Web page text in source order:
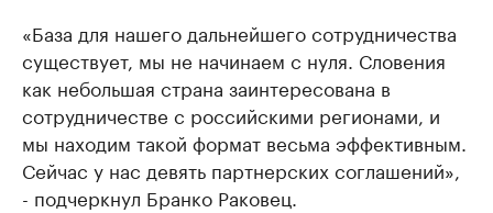
«База для нашего дальнейшего сотрудничества
существует, мы не начинаем с нуля. Словения
как небольшая страна заинтересована в
сотрудничестве с российскими регионами, и
мы находим такой формат весьма эффективным.
Сейчас у нас девять партнерских соглашений»,
- подчеркнул Бранко Раковец.